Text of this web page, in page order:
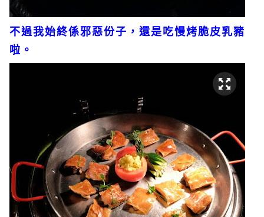
不過我始終係邪惡份子，還是吃慢烤脆皮乳豬
啦。